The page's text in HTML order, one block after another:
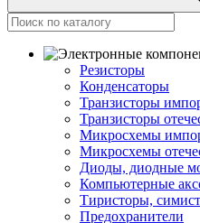
Резисторы
Конденсаторы
Транзисторы
Транзисторы
Микросхемы
Микросхемы
Диоды, диодные
Компьютерные
Тиристоры,
Предохранители